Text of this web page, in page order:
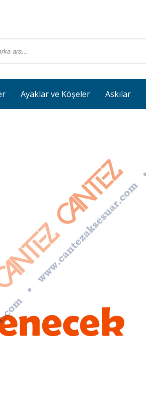
Ayaklar ve Köşeler Askılar